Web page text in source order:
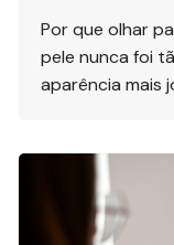
Por que olhar
pele nunca foi
aparência mais